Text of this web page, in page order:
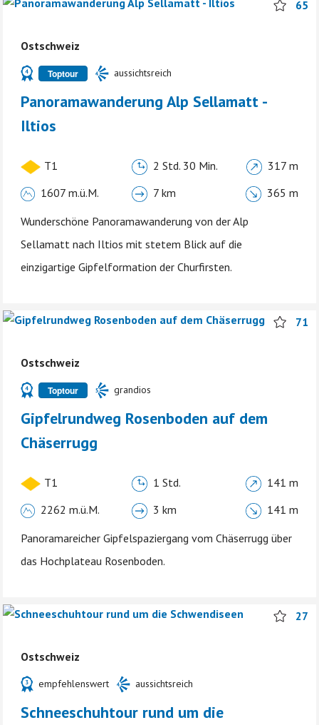
65
Ostschweiz
Toptour aussichtsreich
Panoramawanderung Alp Sellamatt -
Iltios
T1 2 Std. 30 Min.
317 m
1607 m.ü.M.
7 km
365 m
Wunderschöne Panoramawanderung von der Alp
Sellamatt nach Iltios mit stetem Blick auf die
einzigartige Gipfelformation der Churfirsten.
71
Ostschweiz
Toptour grandios
Gipfelrundweg Rosenboden auf dem
Chäserrugg
T1 1 Std.
141 m
2262 m.ü.M.
3 km
141 m
Panoramareicher Gipfelspaziergang vom Chäserrugg über
das Hochplateau Rosenboden.
27
Ostschweiz
empfehlenswert aussichtsreich
Schneeschuhtour rund um die